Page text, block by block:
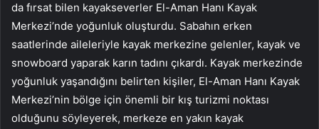
da fırsat bilen kayakseverler El-Aman Hanı Kayak
Merkezi’nde yoğunluk oluşturdu. Sabahın erken
saatlerinde aileleriyle kayak merkezine gelenler, kayak ve
snowboard yaparak karın tadını çıkardı. Kayak merkezinde
yoğunluk yaşandığını belirten kişiler, El-Aman Hanı Kayak
Merkezi’nin bölge için önemli bir kış turizmi noktası
olduğunu söyleyerek, merkeze en yakın kayak